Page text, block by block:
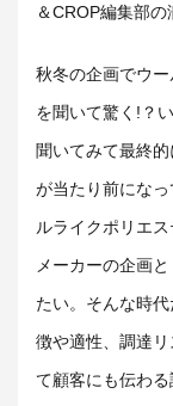
＆CROP編集部の
秋冬の企画でウ
を聞いて驚く!？
聞いてみて最終
が当たり前にな
ルライクポリエ
メーカーの企画
たい。そんな時
徴や適性、調達
て顧客にも伝わ